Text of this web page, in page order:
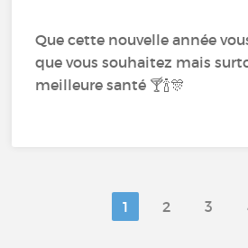
Que cette nouvelle année
que vous souhaitez mais
meilleure santé 🍸🍾🎊
1 2 3